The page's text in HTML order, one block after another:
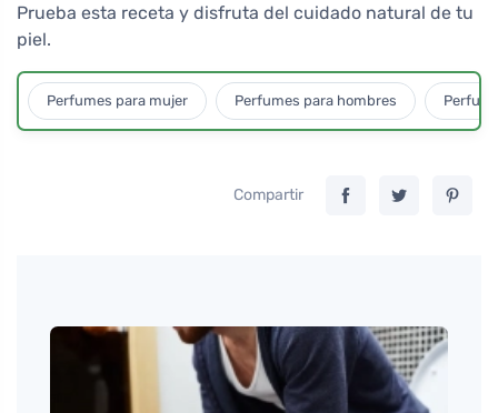
Prueba esta receta y disfruta del cuidado natural de tu
piel.
Perfumes para mujer Perfumes para hombres
Compartir